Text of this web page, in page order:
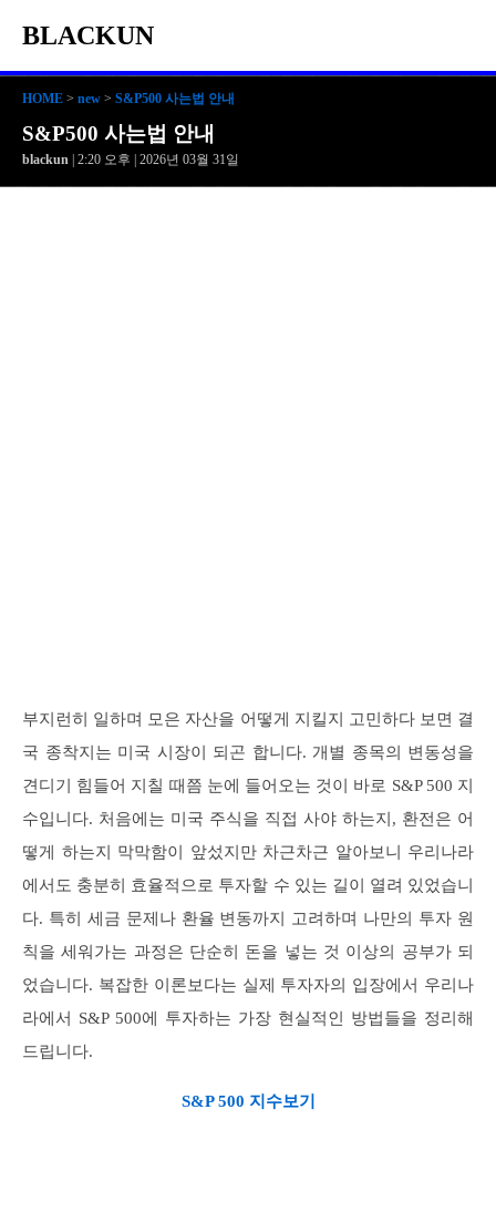
BLACKUN
HOME > new > S&P500 사는법 안내
S&P500 사는법 안내
blackun | 2:20 오후 | 2026년 03월 31일
부지런히 일하며 모은 자산을 어떻게 지킬지 고민하다 보면 결
국 종착지는 미국 시장이 되곤 합니다. 개별 종목의 변동성을
견디기 힘들어 지칠 때쯤 눈에 들어오는 것이 바로 S&P 500 지
수입니다. 처음에는 미국 주식을 직접 사야 하는지, 환전은 어
떻게 하는지 막막함이 앞섰지만 차근차근 알아보니 우리나라
에서도 충분히 효율적으로 투자할 수 있는 길이 열려 있었습니
다. 특히 세금 문제나 환율 변동까지 고려하며 나만의 투자 원
칙을 세워가는 과정은 단순히 돈을 넣는 것 이상의 공부가 되
었습니다. 복잡한 이론보다는 실제 투자자의 입장에서 우리나
라에서 S&P 500에 투자하는 가장 현실적인 방법들을 정리해
드립니다.
S&P 500 지수보기